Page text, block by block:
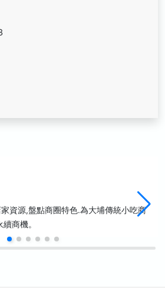
資源,盤點商圈特色.為大埔傳統小吃商
商機。